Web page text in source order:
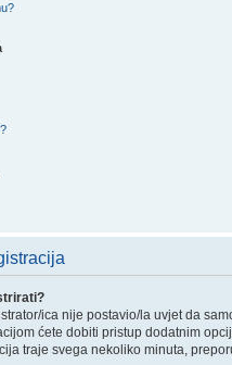
ica nije postavio/la uvjet da
ćete dobiti pristup dodatnim
traje svega nekoliko minuta,